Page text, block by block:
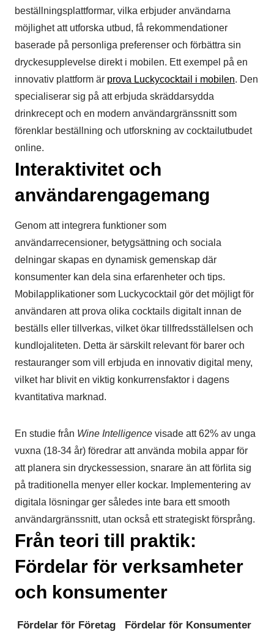
beställningsplattformar, vilka erbjuder användarna
möjlighet att utforska utbud, få rekommendationer
baserade på personliga preferenser och förbättra sin
dryckesupplevelse direkt i mobilen. Ett exempel på en
innovativ plattform är prova Luckycocktail i mobilen. Den
specialiserar sig på att erbjuda skräddarsydda
drinkrecept och en modern användargränssnitt som
förenklar beställning och utforskning av cocktailutbudet
online.
Interaktivitet och
användarengagemang
Genom att integrera funktioner som
användarrecensioner, betygsättning och sociala
delningar skapas en dynamisk gemenskap där
konsumenter kan dela sina erfarenheter och tips.
Mobilapplikationer som Luckycocktail gör det möjligt för
användaren att prova olika cocktails digitalt innan de
beställs eller tillverkas, vilket ökar tillfredsställelsen och
kundlojaliteten. Detta är särskilt relevant för barer och
restauranger som vill erbjuda en innovativ digital meny,
vilket har blivit en viktig konkurrensfaktor i dagens
kvantitativa marknad.
En studie från Wine Intelligence visade att 62% av unga
vuxna (18-34 år) föredrar att använda mobila appar för
att planera sin dryckessession, snarare än att förlita sig
på traditionella menyer eller kockar. Implementering av
digitala lösningar ger således inte bara ett smooth
användargränssnitt, utan också ett strategiskt försprång.
Från teori till praktik:
Fördelar för verksamheter
och konsumenter
Fördelar för Företag Fördelar för Konsumenter